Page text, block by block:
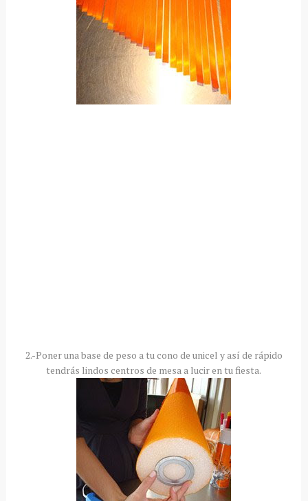
2.-Poner una base de peso a tu cono de unicel yasí de rápido
tendrás lindos centros de mesa a lucir en tu fiesta.